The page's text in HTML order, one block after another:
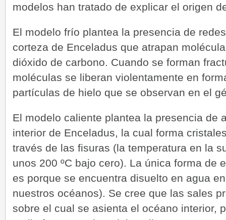
modelos han tratado de explicar el origen
El modelo frío plantea la presencia de
corteza de Enceladus que atrapan
dióxido de carbono. Cuando se forman
moléculas se liberan violentamente en
partículas de hielo que se observan en el
El modelo caliente plantea la presencia de
interior de Enceladus, la cual forma
través de las fisuras (la temperatura en la
unos 200 ºC bajo cero). La única forma de
es porque se encuentra disuelto en agua
nuestros océanos). Se cree que las sales
sobre el cual se asienta el océano interior,